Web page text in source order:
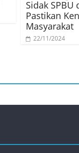
Sidak SPBU
Pastikan
Masyarakat
22/11/2024